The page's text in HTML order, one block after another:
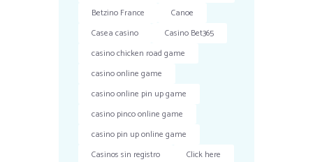
Betzino France
Canoe
Casea casino
Casino Bet365
casino chicken road game
casino online game
casino online pin up game
casino pinco online game
casino pin up online game
Casinos sin registro
Click here